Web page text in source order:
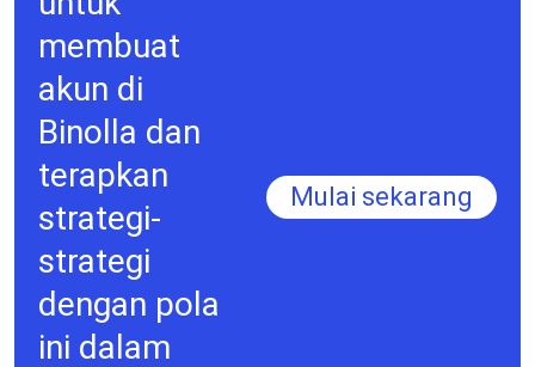
membuat
akun di
Binolla dan
terapkan
strategi-
strategi
dengan pola
ini dalam
Mulai sekarang